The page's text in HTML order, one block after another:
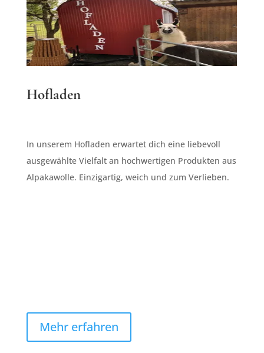
Hofladen
In unserem Hofladen erwartet dich eine liebevoll
ausgewählte Vielfalt an hochwertigen Produkten aus
Alpakawolle. Einzigartig, weich und zum Verlieben.
Mehr erfahren